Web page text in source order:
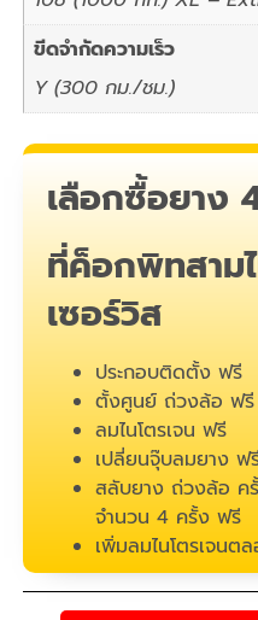
ขีดจำกัดความเร็ว
Y (300 กม./ชม.)
เลือกซื้อยาง
ที่ค็อกพิทสาม
เซอร์วิส
ประกอบติดตั้ง ฟรี
ตั้งศูนย์ ถ่วงล้อ ฟรี
ลมไนโตรเจน ฟรี
เปลี่ยนจุ๊บลมยาง ฟ
สลับยาง ถ่วงล้อ ค
จำนวน 4 ครั้ง ฟรี
เพิ่มลมไนโตรเจนต